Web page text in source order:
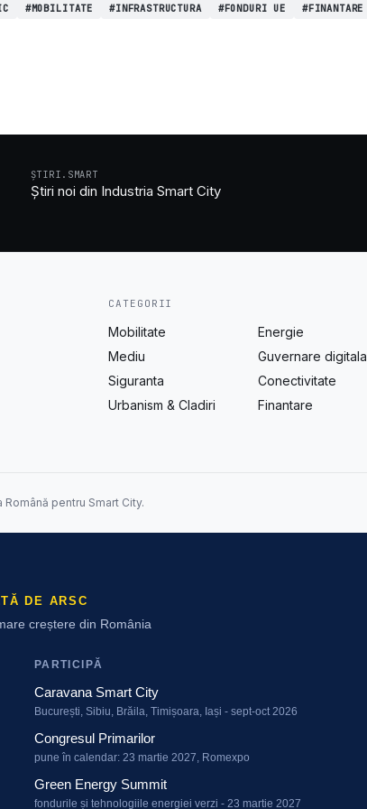
#MOBILITATE #INFRASTRUCTURA #FONDURI UE #FINANTARE
ȘTIRI.SMART
Știri noi din Industria Smart City
CATEGORII
Mobilitate
Energie
Mediu
Guvernare digitala
Siguranta
Conectivitate
Urbanism & Cladiri
Finantare
pentru Smart City.
DE ARSC
creștere din România
PARTICIPĂ
Caravana Smart City
București, Sibiu, Brăila, Timișoara, Iași - sept-oct 2026
Congresul Primarilor
pune în calendar: 23 martie 2027, Romexpo
Green Energy Summit
fondurile și tehnologiile energiei verzi - 23 martie 2027